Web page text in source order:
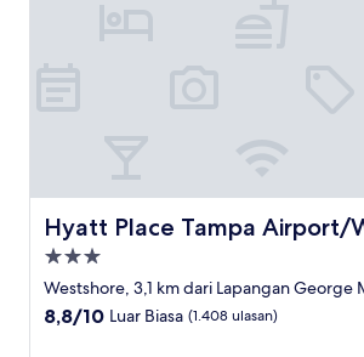
Hyatt Place Tampa Airport/
Hyatt Place Tampa Airport/
Properti
bintang
3.0
Westshore, 3,1 km dari Lapangan George
8.8
8,8/10 Luar Biasa (1.408 ulasan)